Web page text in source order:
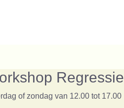
Regressie
of zondag van 12.00 tot 17.00